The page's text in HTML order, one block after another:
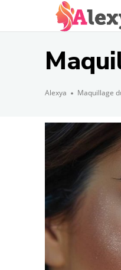
Alexya Maquillage